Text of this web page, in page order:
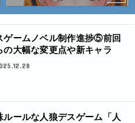
ゲームノベル制作進捗⑤前回
の大幅な変更点や新キャラ
ルールな人狼デスゲーム「人